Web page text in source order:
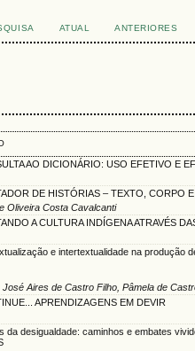
ATUAL ANTERIORES
AO DICIONÁRIO: USO EFETIVO E
DE HISTÓRIAS – TEXTO, CORPO
Oliveira Costa Cavalcanti
A CULTURA INDÍGENA ATRAVÉS
e intertextualidade na produção
Aires de Castro Filho, Pâmela de
APRENDIZAGENS EM DEVIR
da desigualdade: caminhos e embates